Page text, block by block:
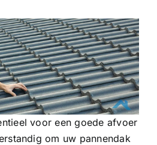
voor een goede afvoer
om uw pannendak